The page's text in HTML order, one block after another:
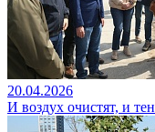
20.04.2026
И воздух очистят, и